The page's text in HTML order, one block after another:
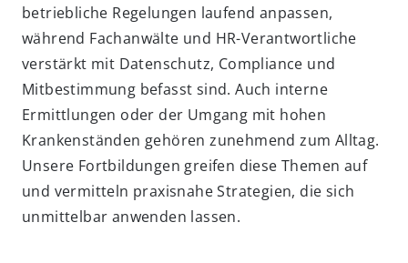
betriebliche Regelungen laufend anpassen,
während Fachanwälte und HR-Verantwortliche
verstärkt mit Datenschutz, Compliance und
Mitbestimmung befasst sind. Auch interne
Ermittlungen oder der Umgang mit hohen
Krankenständen gehören zunehmend zum Alltag.
Unsere Fortbildungen greifen diese Themen auf
und vermitteln praxisnahe Strategien, die sich
unmittelbar anwenden lassen.